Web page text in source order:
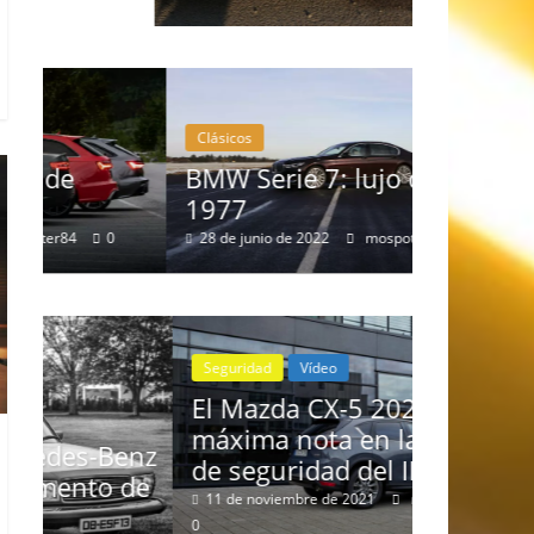
Clásicos
BMW Serie 7: lujo desde
1977
28 de junio de 2022 mospotter84 10 de junio
Seguridad Vídeo
El Mazda CX-5 2022 logra la
máxima nota en las pruebas
de seguridad del IIHS
11 de noviembre de 2021
mospotter84
0